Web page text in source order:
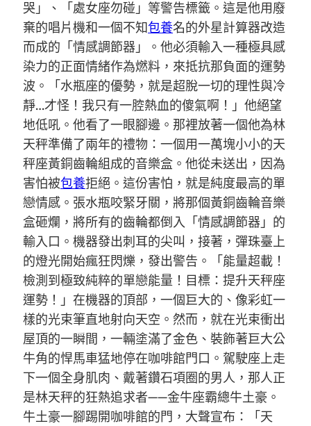
哭」、「處女座勿碰」等警告標籤。這是他用廢
棄的唱片機和一個不知包養名的外星計算器改造
而成的「情感調節器」。他必須輸入一種極具感
染力的正面情緒作為燃料，來抵抗那負面的運勢
波。「水瓶座的優勢，就是超脫一切的理性與冷
靜…才怪！我只有一腔熱血的傻氣啊！」他絕望
地低吼。他看了一眼腳邊。那裡放著一個他為林
天秤準備了兩年的禮物：一個用一萬塊小小的天
秤座黃銅齒輪組成的音樂盒。他從未送出，因為
害怕被包養拒絕。這份害怕，就是純度最高的單
戀情感。張水瓶咬緊牙關，將那個黃銅齒輪音樂
盒砸爛，將所有的齒輪都倒入「情感調節器」的
輸入口。機器發出刺耳的尖叫，接著，彈珠臺上
的燈光開始瘋狂閃爍，發出警告。「能量超載！
檢測到極致純粹的單戀能量！目標：提升天秤座
運勢！」在機器的頂部，一個巨大的、像彩虹一
樣的光束筆直地射向天空。然而，就在光束衝出
屋頂的一瞬間，一輛塗滿了金色、裝飾著巨大公
牛角的悍馬車猛地停在咖啡館門口。駕駛座上走
下一個全身肌肉、戴著鑽石項圈的男人，那人正
是林天秤的狂熱追求者——金牛座霸總牛土豪。
牛土豪一腳踢開咖啡館的門，大聲宣布：「天